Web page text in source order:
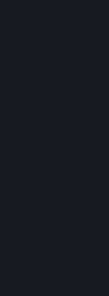
您的个人信息原则
下要求的情况下，
1. 事先开展个人信
2. 向您告知公开披
如公开您的个人信
披露的情况，包括
等。此外，我们还
（四） 共享、转
请注意，以下情形
1. 与我们履行法律